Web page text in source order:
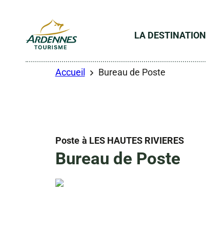
LA DESTINATION
Accueil Bureau de Poste
Poste à LES HAUTES RIVIERES
Bureau de Poste